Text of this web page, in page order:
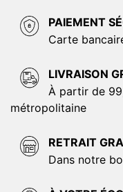
PAIEMENT
Carte
LIVRAISON
À partir de
métropolitaine
RETRAIT
Dans notre